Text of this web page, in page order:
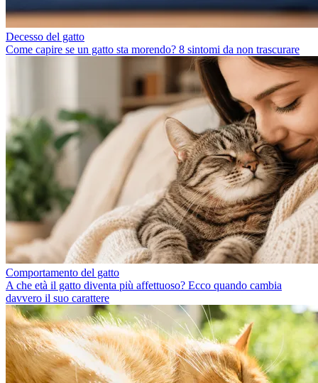
Decesso del gatto
Come capire se un gatto sta morendo? 8 sintomi da non trascurare
Comportamento del gatto
A che età il gatto diventa più affettuoso? Ecco quando cambia
davvero il suo carattere